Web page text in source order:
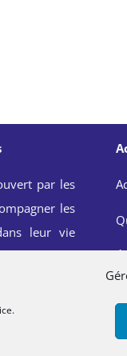
par les
les
leur vie
et